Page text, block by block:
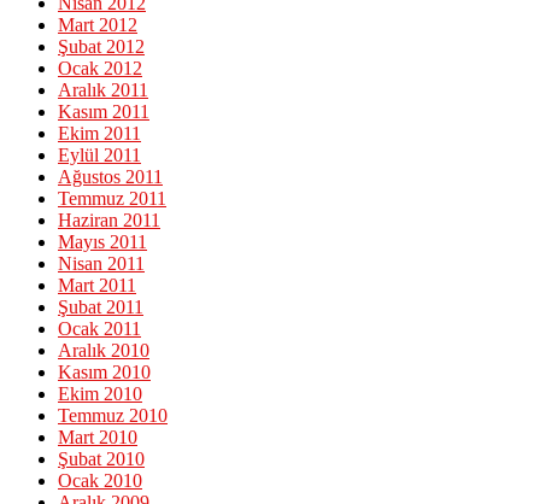
Mart 2012
Şubat 2012
Ocak 2012
Aralık 2011
Kasım 2011
Ekim 2011
Eylül 2011
Ağustos 2011
Temmuz 2011
Haziran 2011
Mayıs 2011
Nisan 2011
Mart 2011
Şubat 2011
Ocak 2011
Aralık 2010
Kasım 2010
Ekim 2010
Temmuz 2010
Mart 2010
Şubat 2010
Ocak 2010